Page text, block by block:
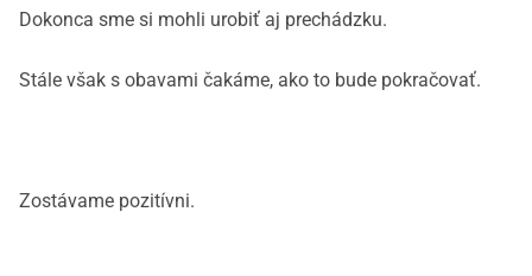
Dokonca sme si mohli urobiť aj prechádzku.
Stále však s obavami čakáme, ako to bude pokračovať.
Zostávame pozitívni.